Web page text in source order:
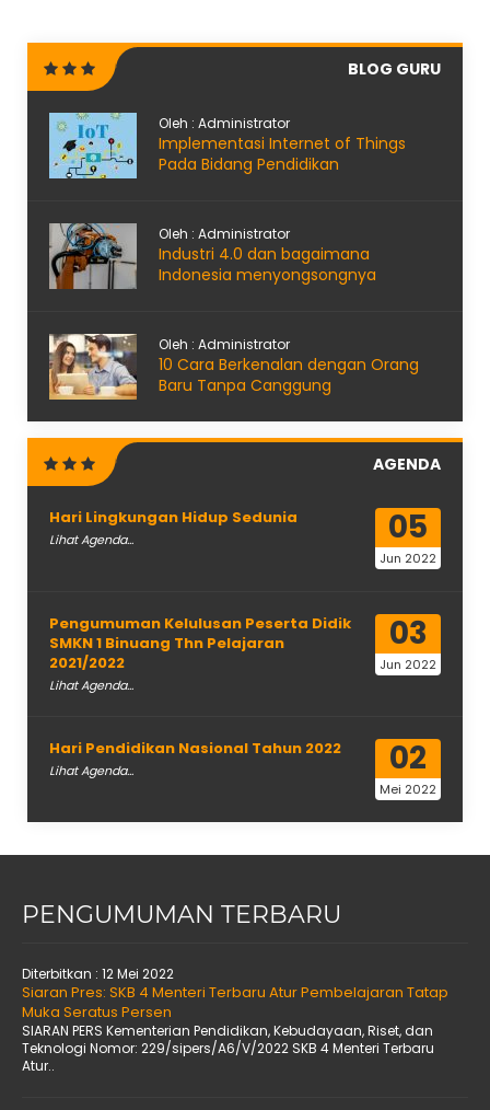
BLOG GURU
Oleh : Administrator
Implementasi Internet of Things
Pada Bidang Pendidikan
Oleh : Administrator
Industri 4.0 dan bagaimana
Indonesia menyongsongnya
Oleh : Administrator
10 Cara Berkenalan dengan Orang
Baru Tanpa Canggung
AGENDA
05
Jun 2022
Hari Lingkungan Hidup Sedunia
Lihat Agenda...
03
Jun 2022
Pengumuman Kelulusan Peserta Didik
SMKN 1 Binuang Thn Pelajaran
2021/2022
Lihat Agenda...
02
Mei 2022
Hari Pendidikan Nasional Tahun 2022
Lihat Agenda...
PENGUMUMAN TERBARU
Diterbitkan : 12 Mei 2022
Siaran Pres: SKB 4 Menteri Terbaru Atur Pembelajaran Tatap
Muka Seratus Persen
SIARAN PERS Kementerian Pendidikan, Kebudayaan, Riset, dan
Teknologi Nomor: 229/sipers/A6/V/2022 SKB 4 Menteri Terbaru
Atur..